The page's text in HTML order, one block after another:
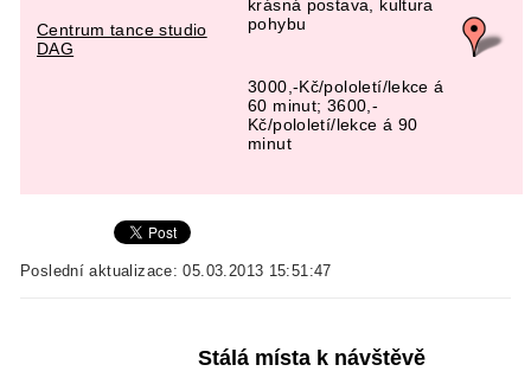
Centrum tance studio
DAG
krásná postava, kultura
pohybu
3000,-Kč/pololetí/lekce á
60 minut; 3600,-
Kč/pololetí/lekce á 90
minut
Poslední aktualizace: 05.03.2013 15:51:47
Stálá místa k návštěvě